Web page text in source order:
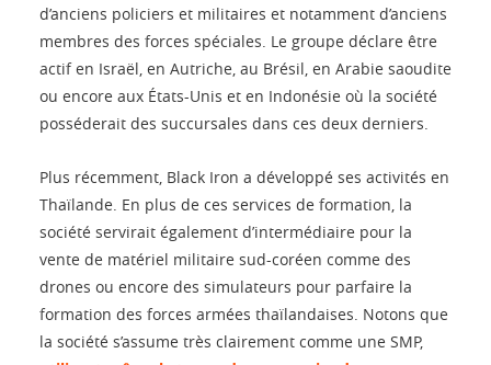
d’anciens policiers et militaires et notamment d’anciens
membres des forces spéciales. Le groupe déclare être
actif en Israël, en Autriche, au Brésil, en Arabie saoudite
ou encore aux États-Unis et en Indonésie où la société
posséderait des succursales dans ces deux derniers.
Plus récemment, Black Iron a développé ses activités en
Thaïlande. En plus de ces services de formation, la
société servirait également d’intermédiaire pour la
vente de matériel militaire sud-coréen comme des
drones ou encore des simulateurs pour parfaire la
formation des forces armées thaïlandaises. Notons que
la société s’assume très clairement comme une SMP,